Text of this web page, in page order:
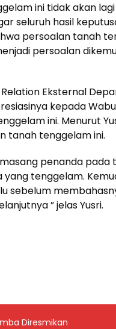
ini tidak akan
seluruh hasil
persoalan tanah
persoalan
Eksternal
kepada
ini. Menurut
tanah tenggelam ini.
penanda
tenggelam.
sebelum
” jelas Yusri.
Diresmikan